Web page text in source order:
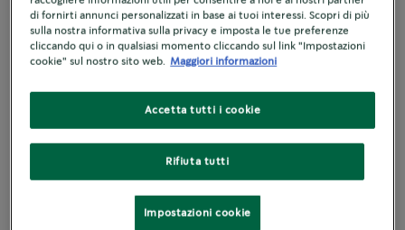
tuoi ospiti con il
programma We
Proudly Serve
Starbucks®Coffee
Il programma We Proudly Serve Starbucks
Coffee ti consente di accogliere i tuoi ospiti con
di fornirti annunci personalizzati in base ai tuoi interessi. Scopri di più
sulla nostra informativa sulla privacy e imposta le tue preferenze
cliccando qui o in qualsiasi momento cliccando sul link "Impostazioni
cookie" sul nostro sito web. Maggiori informazioni
Rifiuta tutti
Accetta tutti i cookie
Impostazioni cookie